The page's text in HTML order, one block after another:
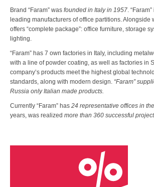
Brand “Faram” was founded in Italy in 1957.
leading manufacturers of office partitions. Alongside
offers “complete package”: office furniture, storage
lighting.
“Faram” has 7 own factories in Italy, including
with a line of powder coating, as well as factories in
company’s products meet the highest global
standards, along with modern design. “Faram”
Russia only Italian made products.
Currently “Faram” has 24 representative offices in
years, was realized more than 360 successful